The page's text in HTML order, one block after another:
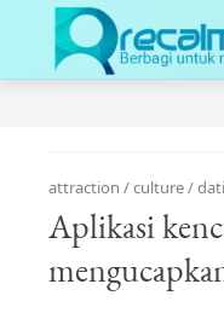
attraction /culture/
Aplikasi